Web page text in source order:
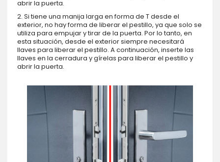
abrir la puerta.
2. Si tiene una manija larga en forma de T desde el
exterior, no hay forma de liberar el pestillo, ya que solo se
utiliza para empujar y tirar de la puerta. Por lo tanto, en
esta situación, desde el exterior siempre necesitará
llaves para liberar el pestillo. A continuación, inserte las
llaves en la cerradura y gírelas para liberar el pestillo y
abrir la puerta.